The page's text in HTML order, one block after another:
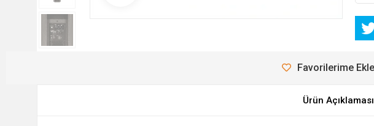
Favorilerime Ekle
Ürün Açıklaması